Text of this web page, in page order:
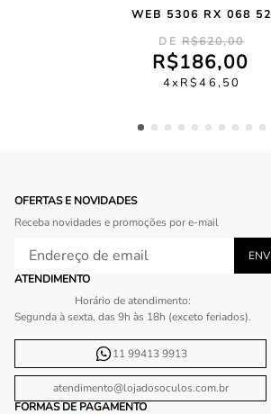
WEB 5306 RX 068 52
R$620,00
R$186,00
4 R$46,50
OFERTAS E NOVIDADES
Receba novidades e promoções por e-mail
ATENDIMENTO
Horário de atendimento:
Segunda à sexta, das 9h às 18h (exceto feriados).
11 99413 9913
atendimento@lojadosoculos.com.br
FORMAS DE PAGAMENTO